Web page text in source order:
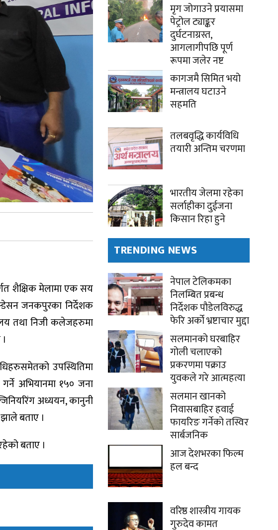
शैक्षिक मेलामा एक सय
जनकपुरका निर्देशक
तथा निजी कलेजहरुमा
उपस्थितिमा
अभियानमा १५० जना
अध्ययन, कानुनी
बताए ।
बताए ।
मृग जोगाउने प्रयासमा
पेट्रोल ट्याङ्कर
दुर्घटनाग्रस्त,
आगलागीपछि पूर्ण
रूपमा जलेर नष्ट
कागजमै सिमित भयो
मन्त्रालय घटाउने
सहमति
तलबवृद्धि कार्यविधि
तयारी अन्तिम चरणमा
भारतीय जेलमा रहेका
सर्लाहीका दुईजना
किसान रिहा हुने
TRENDING NEWS
नेपाल टेलिकमका
निलम्बित प्रबन्ध
निर्देशक पौडेलविरुद्ध
फेरि अर्को भ्रष्टाचार मुद्दा
सलमानको घरबाहिर
गोली चलाएको
प्रकरणमा पक्राउ
युवकले गरे आत्महत्या
सलमान खानको
निवासबाहिर हवाई
फायरिङ गर्नेको तस्विर
सार्बजनिक
आज देशभरका फिल्म
हल बन्द
वरिष्ठ शास्त्रीय गायक
गुरुदेव कामत